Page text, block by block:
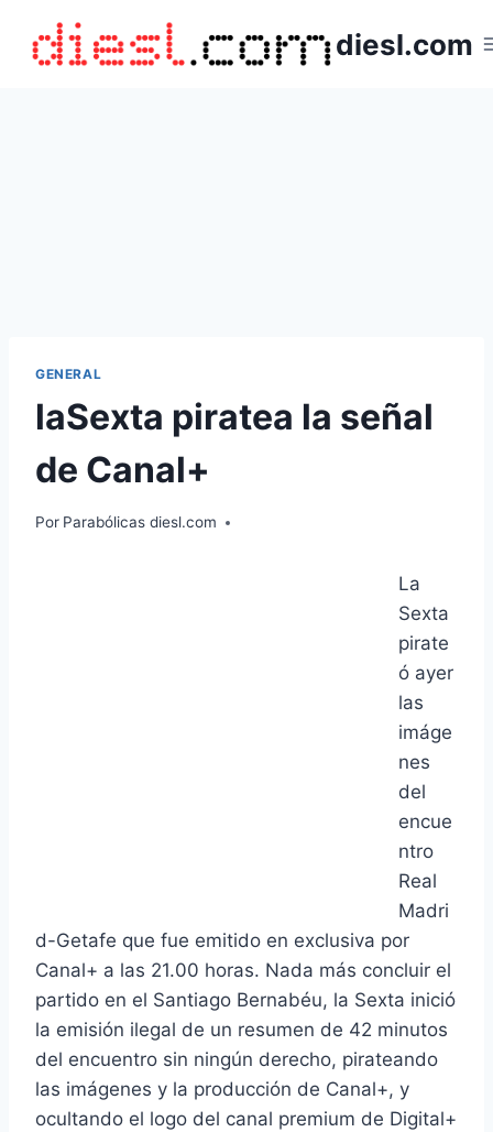
contenido
diesl.com
GENERAL
laSexta piratea la señal
de Canal+
Por Parabólicas diesl.com
La
Sexta
pirate
ó ayer
las
imáge
nes
del
encue
ntro
Real
Madri
d-Getafe que fue emitido en exclusiva por
Canal+ a las 21.00 horas. Nada más concluir el
partido en el Santiago Bernabéu, la Sexta inició
la emisión ilegal de un resumen de 42 minutos
del encuentro sin ningún derecho, pirateando
las imágenes y la producción de Canal+, y
ocultando el logo del canal premium de Digital+